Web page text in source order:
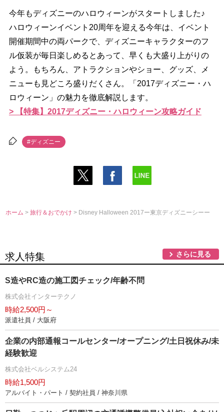
今年もディズニーのハロウィーンがスタートしました♪
ハロウィーンイベント20周年を迎える今年は、イベント
開催期間中の両パークで、ディズニーキャラクターのフ
ル仮装が毎日楽しめるとあって、早くも大盛り上がりの
よう。もちろん、アトラクションやショー、グッズ、メ
ニューも見どころ盛りだくさん。「2017ディズニー・ハ
ロウィーン」の魅力を徹底解説します。
> 【特集】2017ディズニー・ハロウィーン攻略ガイド
#ディズニー
ホーム >旅行＆おでかけ> Disney Halloween 2017ー東京ディズニーシーー
求人特集 さらに見る
S造やRC造の施工図チェック/年齢不問
株式会社インターテクノ
時給2,500円～
派遣社員 / 大阪府
企業の内部通報コールセンター/オープニング/土日祝休み/未
経験歓迎
株式会社ベルシステム24
時給1,500円
アルバイト・パート / 契約社員 / 神奈川県